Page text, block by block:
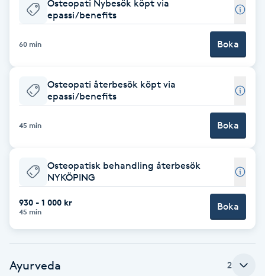
Babylights
Bambumassage
Barber
Barnklippning
BIAB
Osteopati Nybesök köpt via
epassi/benefits
60 min Boka
Osteopati återbesök köpt via
epassi/benefits
45 min Boka
Osteopatisk behandling återbesök
NYKÖPING
930 - 1 000 kr
45 min Boka
Ayurveda 2